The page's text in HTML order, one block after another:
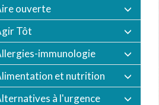
ouverte
Tôt
immunologie
et nutrition
à l'urgence